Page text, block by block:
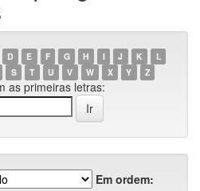
D E F G H I J K
L
S T U V W X Y Z
as primeiras letras:
Em ordem: